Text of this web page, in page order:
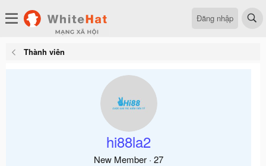
Đăng nhập
Thành viên
hi88la2
New Member · 27